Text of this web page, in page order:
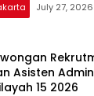
July 27, 2026
Asisten
15 2026